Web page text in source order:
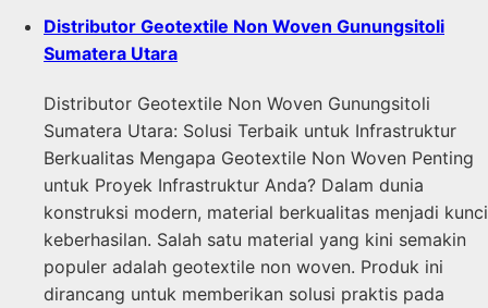
Distributor Geotextile Non Woven Gunungsitoli
Sumatera Utara
Distributor Geotextile Non Woven Gunungsitoli
Sumatera Utara: Solusi Terbaik untuk Infrastruktur
Berkualitas Mengapa Geotextile Non Woven Penting
untuk Proyek Infrastruktur Anda? Dalam dunia
konstruksi modern, material berkualitas menjadi kunci
keberhasilan. Salah satu material yang kini semakin
populer adalah geotextile non woven. Produk ini
dirancang untuk memberikan solusi praktis pada